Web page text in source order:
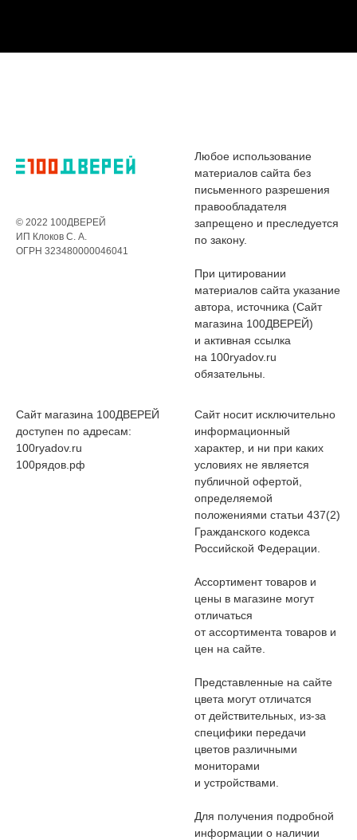
© 2022 100ДВЕРЕЙ
ИП Клоков С. А.
ОГРН 323480000046041
Любое использование
материалов сайта без
письменного разрешения
правообладателя
запрещено и преследуется
по закону.
При цитировании
материалов сайта указание
автора, источника (Сайт
магазина 100ДВЕРЕЙ)
и активная ссылка
на 100ryadov.ru
обязательны.
Сайт магазина 100ДВЕРЕЙ
доступен по адресам:
100ryadov.ru
100рядов.рф
Сайт носит исключительно
информационный
характер, и ни при каких
условиях не является
публичной офертой,
определяемой
положениями статьи 437(2)
Гражданского кодекса
Российской Федерации.
Ассортимент товаров и
цены в магазине могут
отличаться
от ассортимента товаров и
цен на сайте.
Представленные на сайте
цвета могут отличатся
от действительных, из-за
специфики передачи
цветов различными
мониторами
и устройствами.
Для получения подробной
информации о наличии